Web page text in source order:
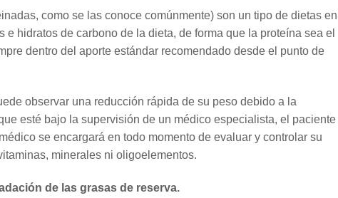
como se las conoce comúnmente) son un tipo de dietas en
e hidratos de carbono de la dieta, de forma que la proteína sea el
dentro del aporte estándar recomendado desde el punto de
observar una reducción rápida de su peso debido a la
esté bajo la supervisión de un médico especialista, el paciente
se encargará en todo momento de evaluar y controlar su
minerales ni oligoelementos.
de las grasas de reserva.